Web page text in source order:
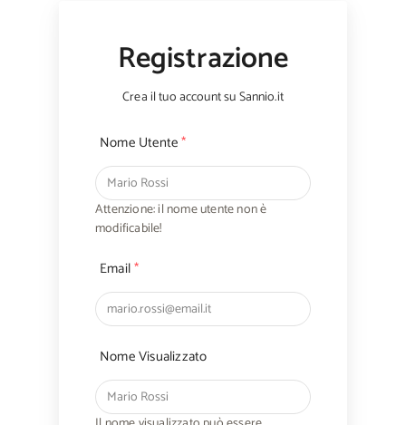
Registrazione
Crea il tuo account su Sannio.it
Nome Utente*
Attenzione: il nome utente non è
modificabile!
Email*
Nome Visualizzato